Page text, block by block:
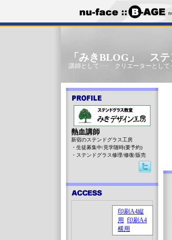
「みきBLOG」 ステ
講師として･･･ クリエーターとして
熱血講師
新宿のステンドグラス工房
・生徒募集中/見学随時(要予約)
・ステンドグラス修理/修復/販売